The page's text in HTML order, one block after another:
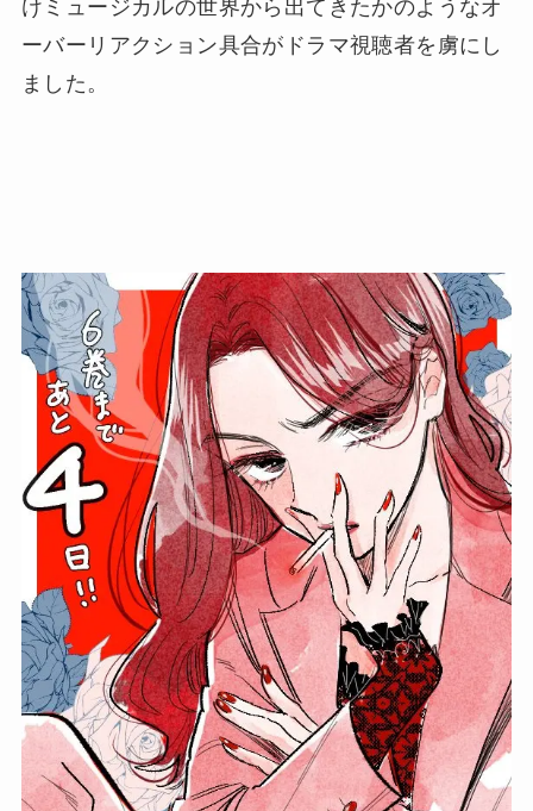
けミュージカルの世界から出てきたかのようなオ
ーバーリアクション具合がドラマ視聴者を虜にし
ました。